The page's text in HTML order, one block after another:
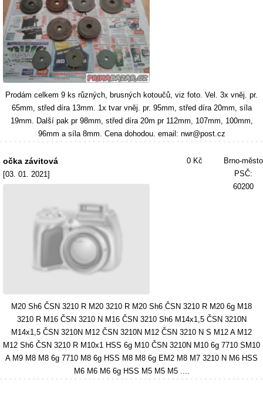
Prodám celkem 9 ks různých, brusných kotoučů, viz foto. Vel. 3x vněj. pr.
65mm, střed díra 13mm. 1x tvar vněj. pr. 95mm, střed díra 20mm, síla
19mm. Další pak pr 98mm, střed díra 20m pr 112mm, 107mm, 100mm,
96mm a síla 8mm. Cena dohodou. email: nwr@post.cz
očka závitová
[03. 01. 2021]
0 Kč
Brno-město
PSČ:
60200
M20 Sh6 ČSN 3210 R M20 3210 R M20 Sh6 ČSN 3210 R M20 6g M18
3210 R M16 ČSN 3210 N M16 ČSN 3210 Sh6 M14x1,5 ČSN 3210N
M14x1,5 ČSN 3210N M12 ČSN 3210N M12 ČSN 3210 N S M12 A M12
M12 Sh6 ČSN 3210 R M10x1 HSS 6g M10 ČSN 3210N M10 6g 7710 SM10
A M9 M8 M8 6g 7710 M8 6g HSS M8 M8 6g EM2 M8 M7 3210 N M6 HSS
M6 M6 M6 6g HSS M5 M5 M5 ....